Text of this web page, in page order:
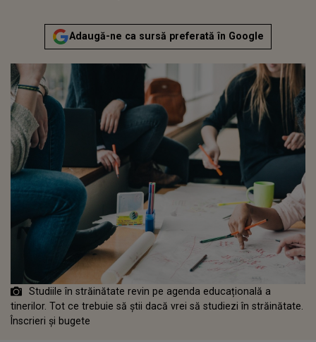
Adaugă-ne ca sursă preferată în Google
Studiile în străinătate revin pe agenda educațională a
tinerilor. Tot ce trebuie să știi dacă vrei să studiezi în străinătate.
Înscrieri și bugete